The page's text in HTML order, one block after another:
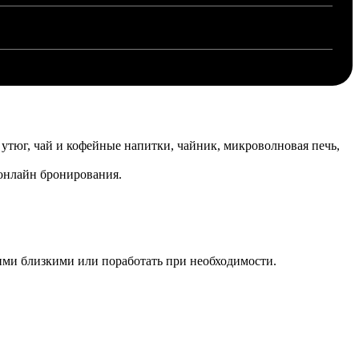
чай и кофейные напитки, чайник, микроволновая печь,
бронирования.
близкими или поработать при необходимости.